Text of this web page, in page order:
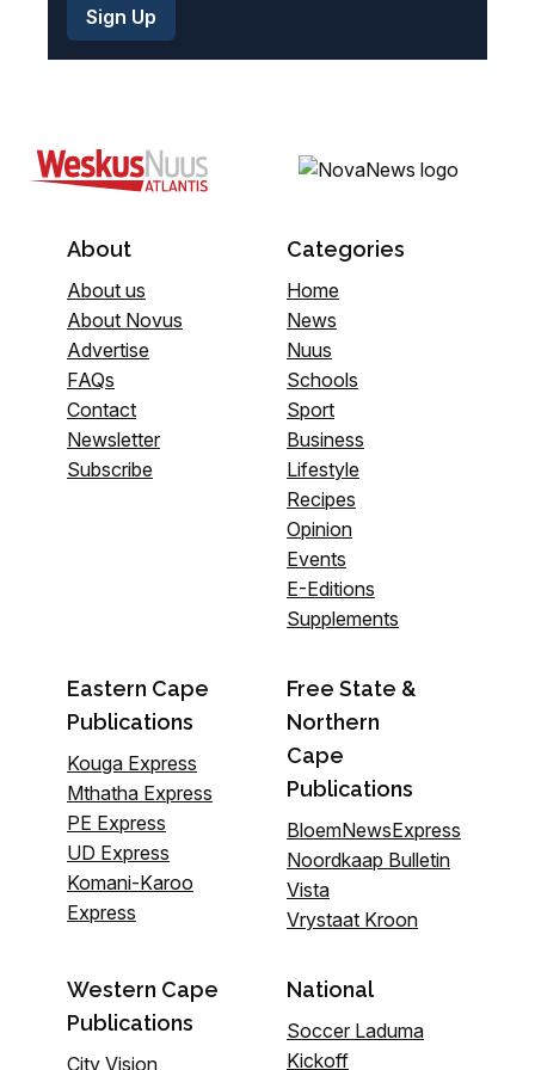
About
About us
About Novus
Advertise
FAQs
Contact
Newsletter
Subscribe
Categories
Home
News
Nuus
Schools
Sport
Business
Lifestyle
Recipes
Opinion
Events
E-Editions
Supplements
Eastern Cape
Publications
Kouga Express
Mthatha Express
PE Express
UD Express
Komani-Karoo
Express
Free State &
Northern
Cape
Publications
BloemNewsExpress
Noordkaap Bulletin
Vista
Vrystaat Kroon
Western Cape
Publications
City Vision
National
Soccer Laduma
Kickoff